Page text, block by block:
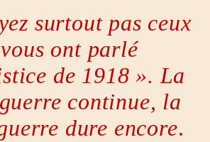
surtout pas ceux
ont parlé
de 1918 ». La
continue, la
dure encore.